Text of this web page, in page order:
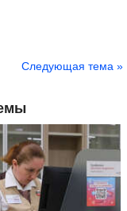
Следующая тема »